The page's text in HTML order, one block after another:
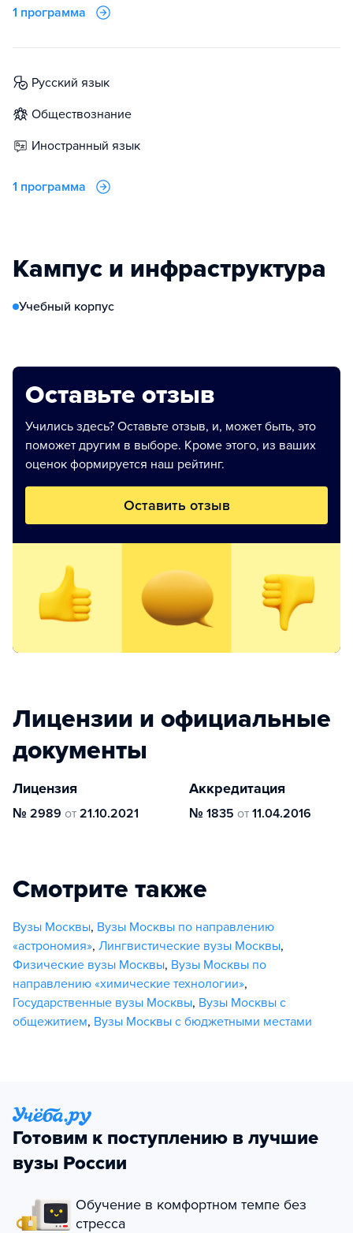
1 программа
русский язык
обществознание
иностранный язык
1 программа
Кампус и инфраструктура
Учебный корпус
Оставьте отзыв
Учились здесь? Оставьте отзыв, и, может быть, это
поможет другим в выборе. Кроме этого, из ваших
оценок формируется наш рейтинг.
Оставить отзыв
Лицензии и официальные
документы
Лицензия
№ 2989 от 21.10.2021
Аккредитация
№ 1835 от 11.04.2016
Смотрите также
Вузы Москвы, Вузы Москвы по направлению
«астрономия», Лингвистические вузы Москвы,
Физические вузы Москвы, Вузы Москвы по
направлению «химические технологии»,
Государственные вузы Москвы, Вузы Москвы с
общежитием, Вузы Москвы с бюджетными местами
Готовим к поступлению в лучшие
вузы России
Обучение в комфортном темпе без
стресса